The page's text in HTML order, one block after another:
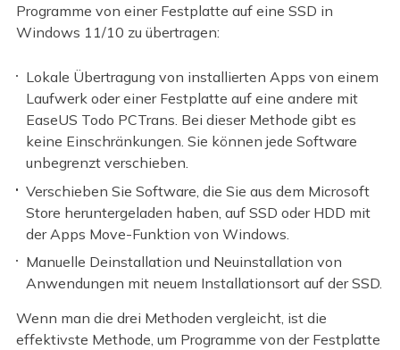
Programme von einer Festplatte auf eine SSD in
Windows 11/10 zu übertragen:
Lokale Übertragung von installierten Apps von einem
Laufwerk oder einer Festplatte auf eine andere mit
EaseUS Todo PCTrans. Bei dieser Methode gibt es
keine Einschränkungen. Sie können jede Software
unbegrenzt verschieben.
Verschieben Sie Software, die Sie aus dem Microsoft
Store heruntergeladen haben, auf SSD oder HDD mit
der Apps Move-Funktion von Windows.
Manuelle Deinstallation und Neuinstallation von
Anwendungen mit neuem Installationsort auf der SSD.
Wenn man die drei Methoden vergleicht, ist die
effektivste Methode, um Programme von der Festplatte